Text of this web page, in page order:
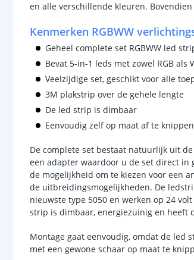
en alle verschillende kleuren.
Kenmerken RGBWW
Geheel complete set RGBWW led
Bevat 5-in-1 leds met zowel RGB als
Veelzijdige set, geschikt voor alle
3M plakstrip over de gehele lengte
De led strip is dimbaar
Eenvoudig zelf op maat af te knippen
De complete set bestaat natuurlijk uit
een adapter waardoor u de set direct in
de mogelijkheid om te kiezen voor een
de uitbreidingsmogelijkheden. De
nieuwste type 5050 en werken op 24
strip is dimbaar, energiezuinig en heeft
Montage gaat eenvoudig, omdat de led
met een gewone schaar op maat te